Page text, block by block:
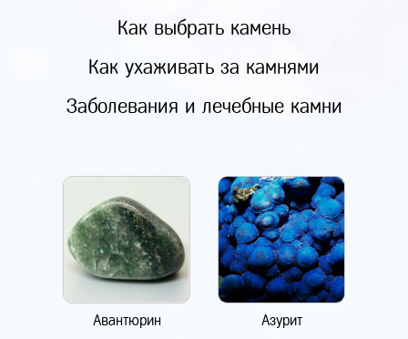
Как выбрать камень
Как ухаживать за камнями
Заболевания и лечебные камни
Авантюрин Азурит